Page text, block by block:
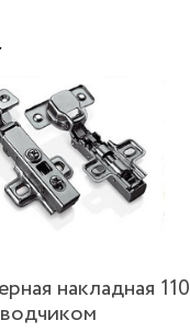
накладная 110